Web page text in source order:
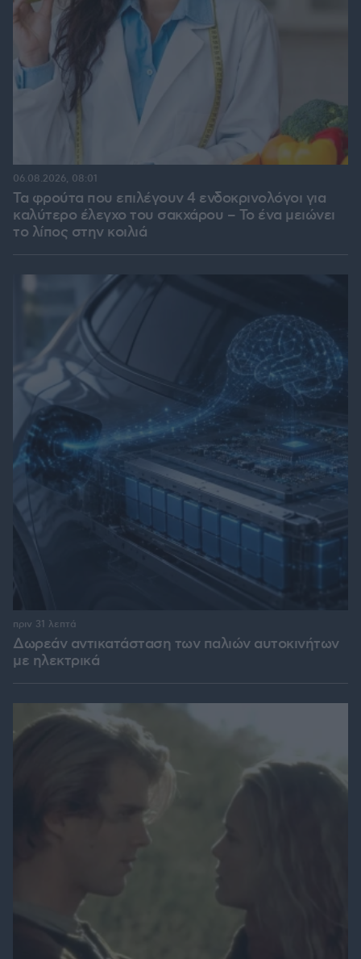
Τα φρούτα που επιλέγουν 4 ενδοκρινολόγοι για
καλύτερο έλεγχο του σακχάρου – Το ένα μειώνει
το λίπος στην κοιλιά
06.08.2026, 08:01
Δωρεάν αντικατάσταση των παλιών αυτοκινήτων
με ηλεκτρικά
πριν 31 λεπτά